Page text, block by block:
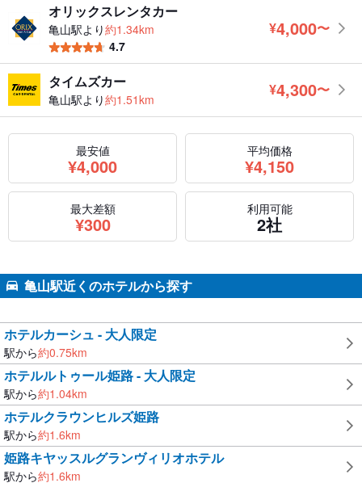
オリックスレンタカー
亀山駅より約1.34km
4.7
¥4,000 円
〜
タイムズカー
亀山駅より約1.51km
¥4,300 円
〜
最安値
¥4,000
円
平均価格
¥4,150
円
最大差額
¥300
円
利用可能
2社
亀山駅近くのホテルから探す
ホテルカーシュ - 大人限定
駅から約0.75km
ホテルルトゥール姫路 - 大人限定
駅から約1.04km
ホテルクラウンヒルズ姫路
駅から約1.6km
姫路キヤッスルグランヴィリオホテル
駅から約1.6km